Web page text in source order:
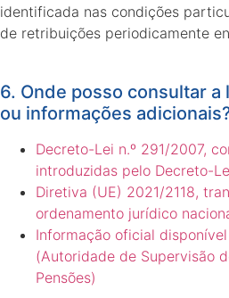
identificada nas condições
de retribuições periodicamente
6. Onde posso consultar a
ou informações
Decreto-Lei n.º 291/2007,
introduzidas pelo Decreto-
Diretiva (UE) 2021/2118,
ordenamento jurídico
Informação oficial
(Autoridade de Supervisão
Pensões)